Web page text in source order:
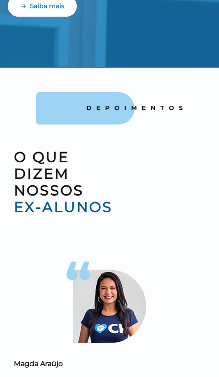
Saiba mais
O QUE
DIZEM
NOSSOS
EX-ALUNOS
Magda Araújo